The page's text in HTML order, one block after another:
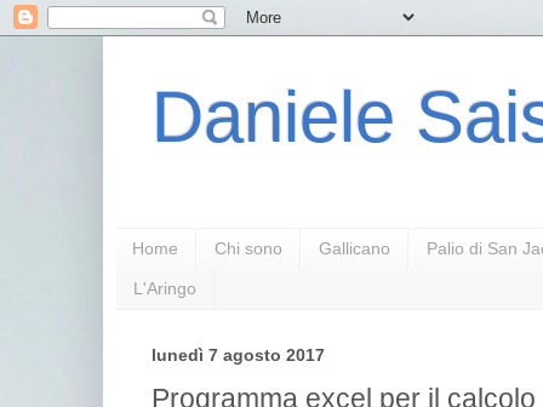
Daniele
Home Chi sono Gallicano Palio di San
L'Aringo
lunedì 7 agosto 2017
Programma excel per il